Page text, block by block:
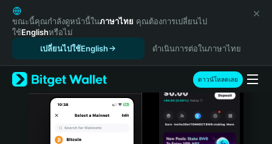
English
日本語
Tiếng Việt
Español (Latinoamérica)
Türkçe
Italiano
ขณะนี้คุณกำลังดูหน้านี้ในภาษาไทย คุณต้องการเปลี่ยนไป
ใช้Englishหรือไม่
เปลี่ยนไปใช้English
ดำเนินการต่อในภาษาไทย
ดาวน์โหลดเลย